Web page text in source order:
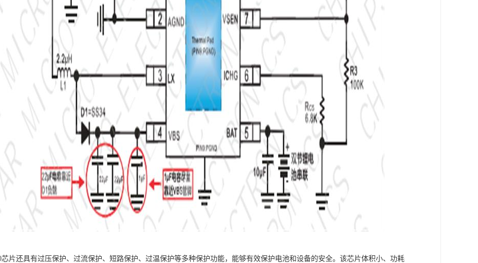
芯片还具有过压保护、过流保护、短路保护、过温保护等多种保护功能，能够有效保护电池和设备的安全。该芯片体积小、功耗